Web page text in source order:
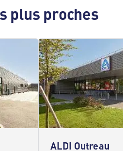
plus proches
ALDI Outreau